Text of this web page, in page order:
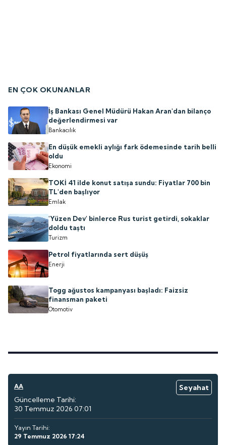
EN ÇOK OKUNANLAR
İş Bankası Genel Müdürü Hakan Aran'dan bilanço
değerlendirmesi var
Bankacılık
En düşük emekli aylığı fark ödemesinde tarih belli
oldu
Ekonomi
TOKİ 41 ilde konut satışa sundu: Fiyatlar 700 bin
TL'den başlıyor
Emlak
'Yüzen Dev' binlerce Rus turist getirdi, sokaklar
doldu taştı
Turizm
Petrol fiyatlarında sert düşüş
Enerji
Togg ağustos kampanyası başladı: Faizsiz
finansman paketi
Otomotiv
AA
Seyahat
Güncelleme Tarihi:
30 Temmuz 2026 07:01
Yayın Tarihi:
29 Temmuz 2026 17:24